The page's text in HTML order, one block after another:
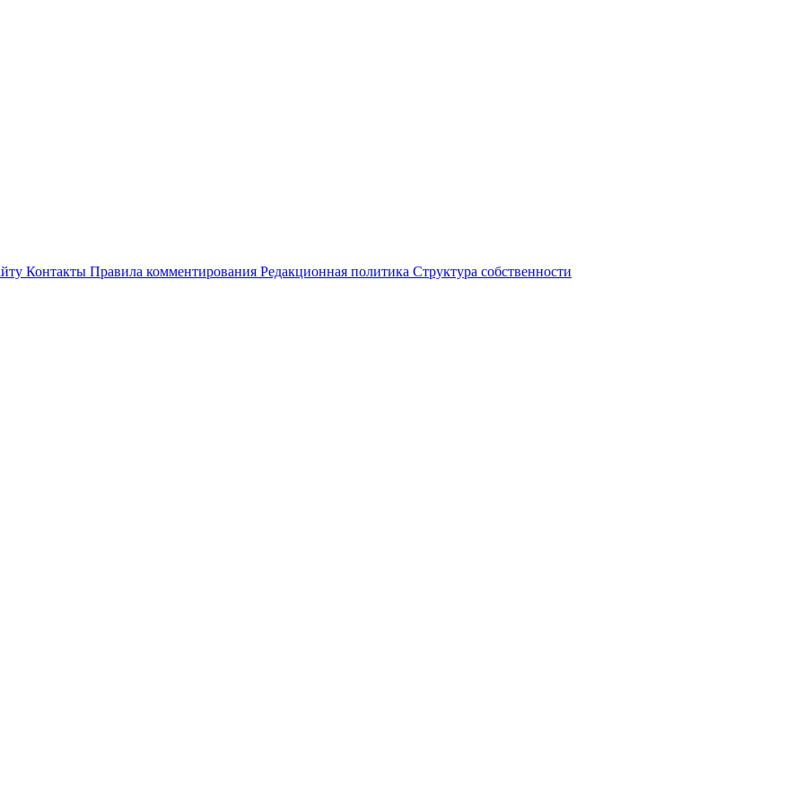
Контакты Правила комментирования Редакционная политика Структура собственности